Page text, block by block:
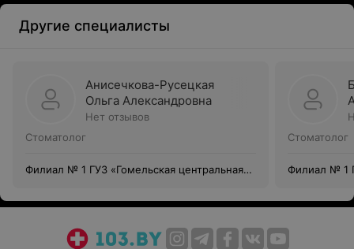
Другие специалисты
Анисечкова-Русецкая
Ольга Александровна
Нет отзывов
Стоматолог
Филиал № 1 ГУЗ «Гомельская центральная
Стоматолог
Филиал № 1